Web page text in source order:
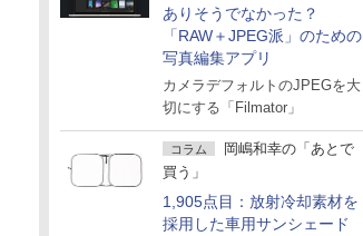
ありそうでなかった？
「RAW＋JPEG派」のための
写真編集アプリ
カメラデフォルトのJPEGを大
切にする「Filmator」
コラム
岡嶋和幸の「あとで
買う」
1,905点目：放射冷却素材を
採用した車用サンシェード